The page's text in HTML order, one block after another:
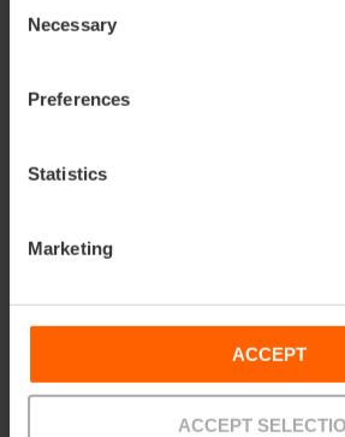
Selection
Necessary
Preferences
Statistics
Marketing
ACCEPT
ACCEPT
Así, los autobuses que van a la
la 25, que va a Pinedo, El Saler y El
Información práctica